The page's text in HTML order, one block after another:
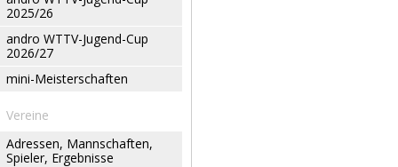
2025/26
andro WTTV-Jugend-Cup
2026/27
mini-Meisterschaften
Vereine
Adressen, Mannschaften,
Spieler, Ergebnisse